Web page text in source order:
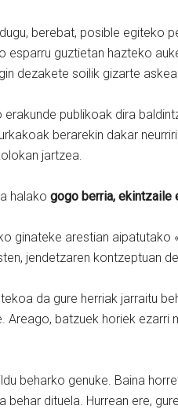
berebat, posible egiteko
esparru guztietan hazteko
dezakete soilik gizarte
erakunde publikoak dira
berarekin dakar
jartzea.
halako gogo berria, ekintzaile
ginateke arestian
jendetzaren kontzeptuan
da gure herriak jarraitu
Areago, batzuek horiek ezarri
beharko genuke. Baina
behar dituela. Hurrean ere,